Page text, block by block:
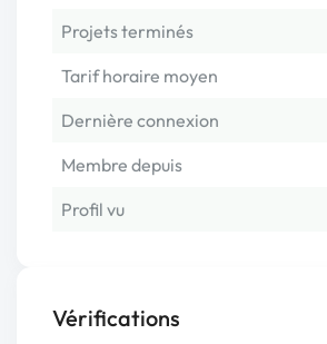
Projets terminés
Tarif horaire moyen
Dernière connexion
Membre depuis
Profil vu
Vérifications